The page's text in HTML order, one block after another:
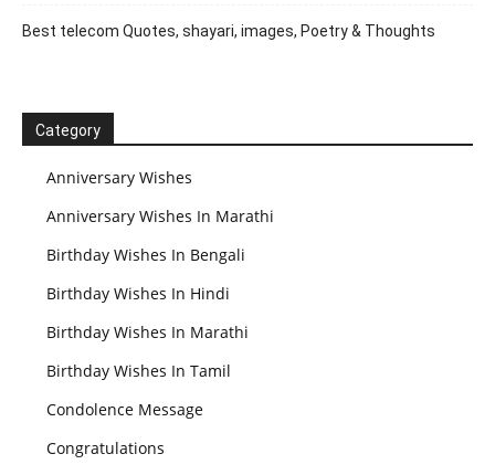
Best telecom Quotes, shayari, images, Poetry & Thoughts
Category
Anniversary Wishes
Anniversary Wishes In Marathi
Birthday Wishes In Bengali
Birthday Wishes In Hindi
Birthday Wishes In Marathi
Birthday Wishes In Tamil
Condolence Message
Congratulations